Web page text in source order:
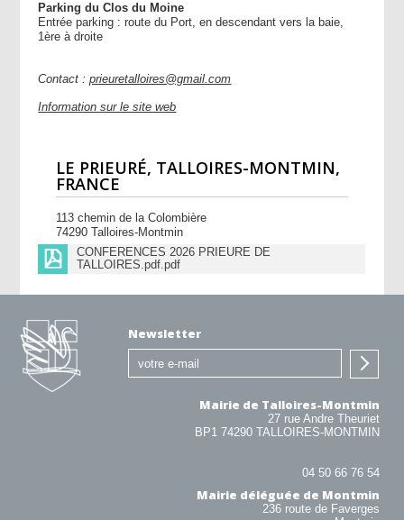
Parking du Clos du Moine
Entrée parking : route du Port, en descendant vers la baie,
1ère à droite
Contact :prieuretalloires@gmail.com
Information sur le site web
LE PRIEURÉ, TALLOIRES-MONTMIN,
FRANCE
113 chemin de la Colombière
74290 Talloires-Montmin
CONFERENCES 2026 PRIEURE DE
TALLOIRES.pdf.pdf
Newsletter
Mairie de Talloires-Montmin
27 rue Andre Theuriet
BP1 74290 TALLOIRES-MONTMIN
04 50 66 76 54
Mairie déléguée de Montmin
236 route de Faverges